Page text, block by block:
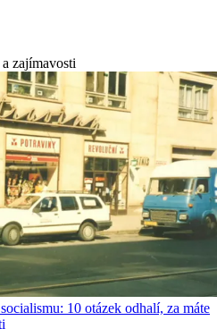
zajímavosti
10 otázek odhalí, za máte